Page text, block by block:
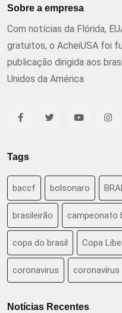
Sobre a empresa
Com notícias da Flórida,
gratuitos, o AcheiUSA foi
publicação dirigida aos
Unidos da América
Tags
baccf bolsonaro
brasileirão campeonato
copa do brasil Copa
coronavirus coronavírus
Notícias Recentes